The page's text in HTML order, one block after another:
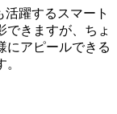
躍するスマート
できますが、ちょ
にアピールできる